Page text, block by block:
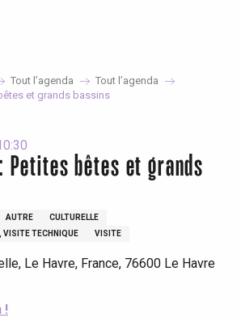
Tout l’agenda
Tout l’agenda
et grands bassins
Petites bêtes et grands
AUTRE
CULTURELLE
VISITE TECHNIQUE
VISITE
Le Havre, France, 76600 Le Havre
!